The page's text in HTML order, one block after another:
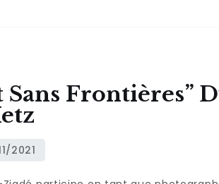
Frontières”